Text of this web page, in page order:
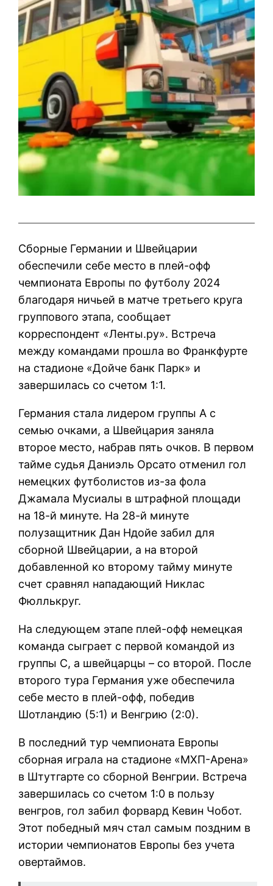
Сборные Германии и Швейцарии
обеспечили себе место в плей-офф
чемпионата Европы по футболу 2024
благодаря ничьей в матче третьего круга
группового этапа, сообщает
корреспондент «Ленты.ру». Встреча
между командами прошла во Франкфурте
на стадионе «Дойче банк Парк» и
завершилась со счетом 1:1.
Германия стала лидером группы А с
семью очками, а Швейцария заняла
второе место, набрав пять очков. В первом
тайме судья Даниэль Орсато отменил гол
немецких футболистов из-за фола
Джамала Мусиалы в штрафной площади
на 18-й минуте. На 28-й минуте
полузащитник Дан Ндойе забил для
сборной Швейцарии, а на второй
добавленной ко второму тайму минуте
счет сравнял нападающий Никлас
Фюллькруг.
На следующем этапе плей-офф немецкая
команда сыграет с первой командой из
группы С, а швейцарцы – со второй. После
второго тура Германия уже обеспечила
себе место в плей-офф, победив
Шотландию (5:1) и Венгрию (2:0).
В последний тур чемпионата Европы
сборная играла на стадионе «МХП-Арена»
в Штутгарте со сборной Венгрии. Встреча
завершилась со счетом 1:0 в пользу
венгров, гол забил форвард Кевин Чобот.
Этот победный мяч стал самым поздним в
истории чемпионатов Европы без учета
овертаймов.